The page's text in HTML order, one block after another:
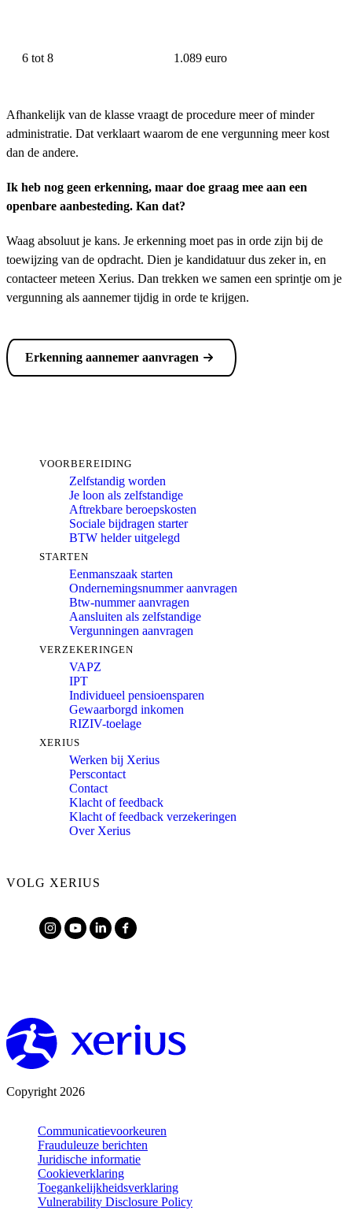
6 tot 8 1.089 euro
Afhankelijk van de klasse vraagt de procedure meer of minder
administratie. Dat verklaart waarom de ene vergunning meer kost
dan de andere.
Ik heb nog geen erkenning, maar doe graag mee aan een
openbare aanbesteding. Kan dat?
Waag absoluut je kans. Je erkenning moet pas in orde zijn bij de
toewijzing van de opdracht. Dien je kandidatuur dus zeker in, en
contacteer meteen Xerius. Dan trekken we samen een sprintje om je
vergunning als aannemer tijdig in orde te krijgen.
Erkenning aannemer aanvragen
VOORBEREIDING
Zelfstandig worden
Je loon als zelfstandige
Aftrekbare beroepskosten
Sociale bijdragen starter
BTW helder uitgelegd
STARTEN
Eenmanszaak starten
Ondernemingsnummer aanvragen
Btw-nummer aanvragen
Aansluiten als zelfstandige
Vergunningen aanvragen
VERZEKERINGEN
VAPZ
IPT
Individueel pensioensparen
Gewaarborgd inkomen
RIZIV-toelage
XERIUS
Werken bij Xerius
Perscontact
Contact
Klacht of feedback
Klacht of feedback verzekeringen
Over Xerius
VOLG XERIUS
Copyright 2026
Communicatievoorkeuren
Frauduleuze berichten
Juridische informatie
Cookieverklaring
Toegankelijkheidsverklaring
Vulnerability Disclosure Policy